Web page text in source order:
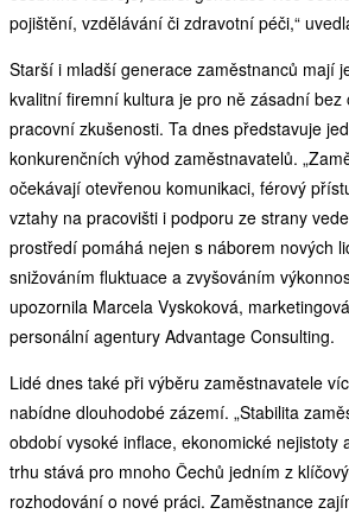
pojištění, vzdělávání či zdravotní péči,“
Starší i mladší generace zaměstnanců mají
kvalitní firemní kultura je pro ně zásadní bez
pracovní zkušenosti. Ta dnes představuje
konkurenčních výhod zaměstnavatelů.
očekávají otevřenou komunikaci, férový
vztahy na pracovišti i podporu ze strany
prostředí pomáhá nejen s náborem nových
snižováním fluktuace a zvyšováním
upozornila Marcela Vyskoková,
personální agentury Advantage Consulting.
Lidé dnes také při výběru zaměstnavatele
nabídne dlouhodobé zázemí. „Stabilita
období vysoké inflace, ekonomické nejistoty
trhu stává pro mnoho Čechů jedním z
rozhodování o nové práci. Zaměstnance